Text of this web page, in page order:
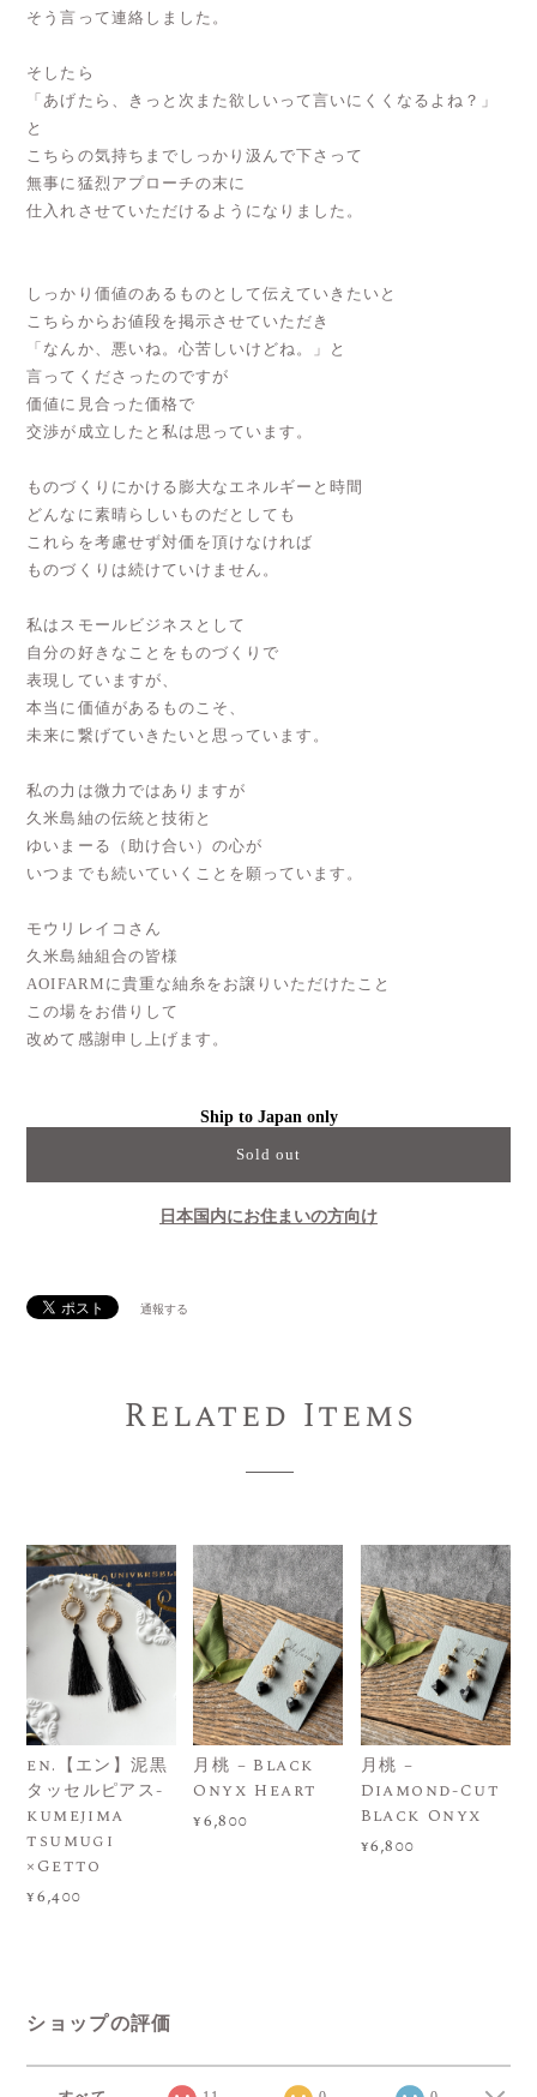
そう言って連絡しました。
そしたら
「あげたら、きっと次また欲しいって言いにくくなるよね？」
と
こちらの気持ちまでしっかり汲んで下さって
無事に猛烈アプローチの末に
仕入れさせていただけるようになりました。
しっかり価値のあるものとして伝えていきたいと
こちらからお値段を掲示させていただき
「なんか、悪いね。心苦しいけどね。」と
言ってくださったのですが
価値に見合った価格で
交渉が成立したと私は思っています。
ものづくりにかける膨大なエネルギーと時間
どんなに素晴らしいものだとしても
これらを考慮せず対価を頂けなければ
ものづくりは続けていけません。
私はスモールビジネスとして
自分の好きなことをものづくりで
表現していますが、
本当に価値があるものこそ、
未来に繋げていきたいと思っています。
私の力は微力ではありますが
久米島紬の伝統と技術と
ゆいまーる（助け合い）の心が
いつまでも続いていくことを願っています。
モウリレイコさん
久米島紬組合の皆様
AOIFARMに貴重な紬糸をお譲りいただけたこと
この場をお借りして
改めて感謝申し上げます。
Ship to Japan only
Sold out
日本国内にお住まいの方向け
通報する
Related Items
en.【エン】泥黒
タッセルピアス-
kumejima
tsumugi
×Getto
¥6,400
月桃 – Black
Onyx Heart
¥6,800
月桃 –
Diamond-Cut
Black Onyx
¥6,800
ショップの評価